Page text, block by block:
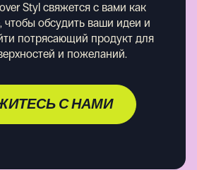
Styl свяжется с вами как
чтобы обсудить ваши идеи и
потрясающий продукт для
и пожеланий.
С НАМИ